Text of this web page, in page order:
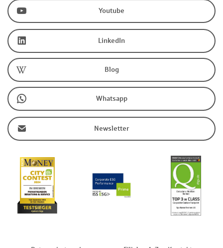
Youtube
LinkedIn
Blog
Whatsapp
Newsletter